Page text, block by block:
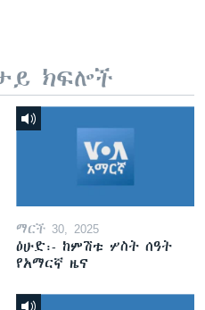
ክፍሎች
ማርች 30, 2025
ዕሁድ፡- ከምሽቱ ሦስት ሰዓት
የአማርኛ ዜና